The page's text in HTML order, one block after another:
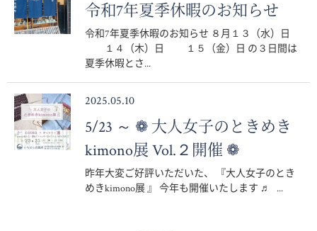
令和7年夏季休暇のお知らせ
令和7年夏季休暇のお知らせ ８月１３（水）日
１４（木）日 １５（金）日 の３日間は
夏季休暇とさ...
2025.05.10
5/23 ～ ❁ 大人女子のときめき
kimono展 Vol.２開催 ❁
昨年大変ご好評いただいた、 『大人女子のとき
めきkimono展 』 今年も開催いたします ♬ ...